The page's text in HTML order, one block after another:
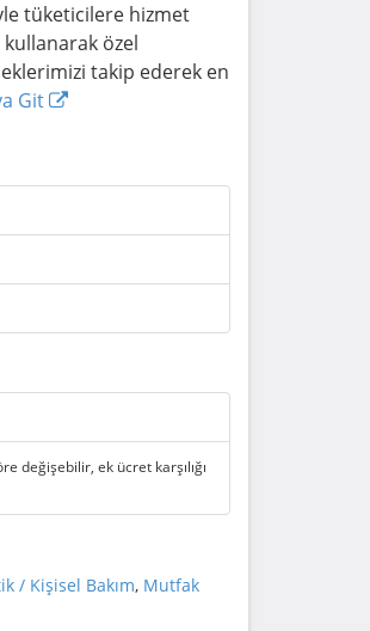
tüketicilere hizmet
özel
takip ederek en
Git
değişebilir, ek ücret karşılığı
/ Kişisel Bakım, Mutfak